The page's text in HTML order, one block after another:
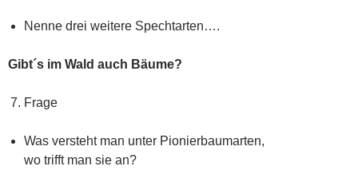
Nenne drei weitere Spechtarten….
Gibt´s im Wald auch Bäume?
Frage
Was versteht man unter Pionierbaumarten,
wo trifft man sie an?